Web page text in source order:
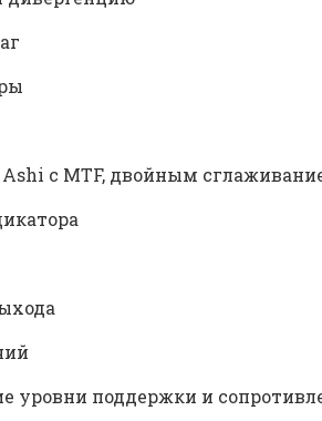
с MTF, двойным
поддержки и